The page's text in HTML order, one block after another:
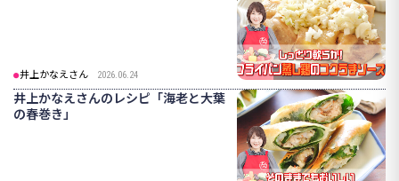
井上かなえさん 2026.06.24
井上かなえさんのレシピ「海老と大葉
の春巻き」